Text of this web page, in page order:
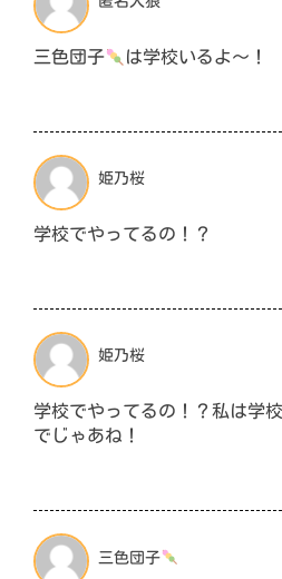
三色団子 は学校いるよ〜！
姫乃桜
学校でやってるの！？
姫乃桜
学校でやってるの！？私は学
でじゃあね！
三色団子